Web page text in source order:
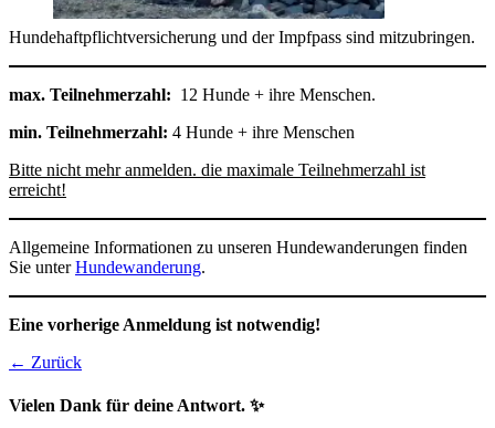
Hundehaftpflichtversicherung und der Impfpass sind mitzubringen.
max. Teilnehmerzahl: 12 Hunde + ihre Menschen.
min. Teilnehmerzahl: 4 Hunde + ihre Menschen
Bitte nicht mehr anmelden. die maximale Teilnehmerzahl ist
erreicht!
Allgemeine Informationen zu unseren Hundewanderungen finden
Sie unterHundewanderung.
Eine vorherige Anmeldung ist notwendig!
← Zurück
Vielen Dank für deine Antwort. ✨